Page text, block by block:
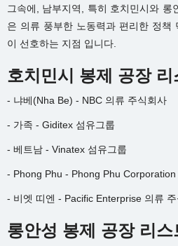
그속에, 남부지역, 특히 호치민시와 롱
은 의류 풍부한 노동력과 편리한 정책
이 선호하는 지점 입니다.
호치민시 봉제 공장 리
- 냐베(Nha Be) - NBC 의류 주식회사
- 가족 - Giditex 섬유그룹
- 베트남 - Vinatex 섬유그룹
- Phong Phu - Phong Phu Corporation
- 비엣 띠엔 - Pacific Enterprise 의류 주
롱안성 봉제 공장 리스